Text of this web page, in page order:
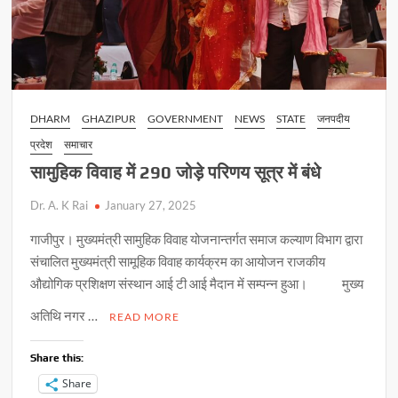
DHARM GHAZIPUR GOVERNMENT NEWS STATE
जनपदीय
प्रदेश
समाचार
सामुहिक विवाह में 290 जोड़े परिणय सूत्र में बंधे
Dr. A. K Rai January 27, 2025
गाजीपुर। मुख्यमंत्री सामुहिक विवाह योजनान्तर्गत समाज कल्याण विभाग द्वारा
संचालित मुख्यमंत्री सामूहिक विवाह कार्यक्रम का आयोजन राजकीय
औद्योगिक प्रशिक्षण संस्थान आई टी आई मैदान में सम्पन्न हुआ। मुख्य
अतिथि नगर …
READ MORE
Share this:
Share